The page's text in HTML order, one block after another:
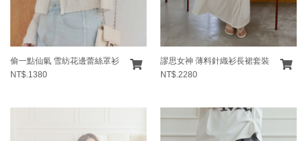
偷一點仙氣 雪紡花邊蕾絲罩衫
NT$.1380
謬思女神 薄料針織衫長裙套裝
NT$.2280